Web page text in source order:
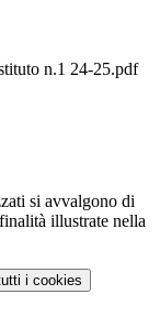
n.1 24-25.pdf
si avvalgono di
illustrate nella
i cookies